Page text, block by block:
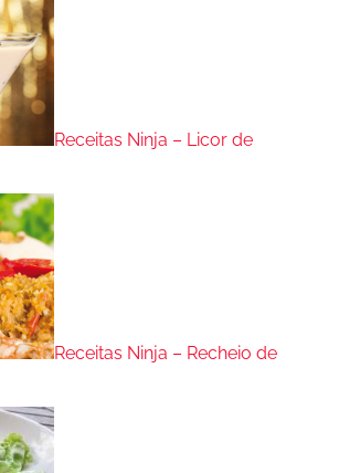
Receitas Ninja – Licor de
Receitas Ninja – Recheio de